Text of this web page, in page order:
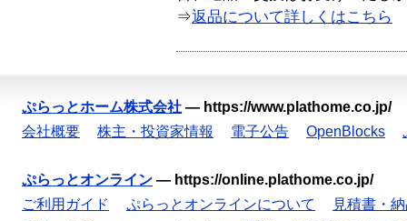
⇒返品について詳しくはこちら
ぷらっとホーム株式会社 — https://www.plathome.co.jp/
会社概要
株主・投資家情報 電子公告 OpenBlocks
ぷらっとオンライン — https://online.plathome.co.jp/
ご利用ガイド
ぷらっとオンラインについて
見積書・